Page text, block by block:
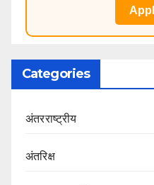
Categories
अंतरराष्ट्रीय
अंतरिक्ष